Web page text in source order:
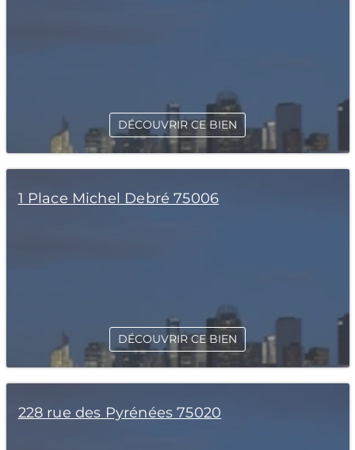
DÉCOUVRIR CE BIEN
1 Place Michel Debré 75006
DÉCOUVRIR CE BIEN
228 rue des Pyrénées 75020